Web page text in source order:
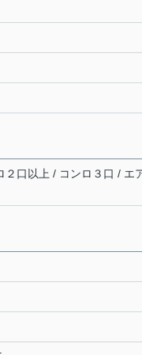
口以上 / コンロ３口 / エ